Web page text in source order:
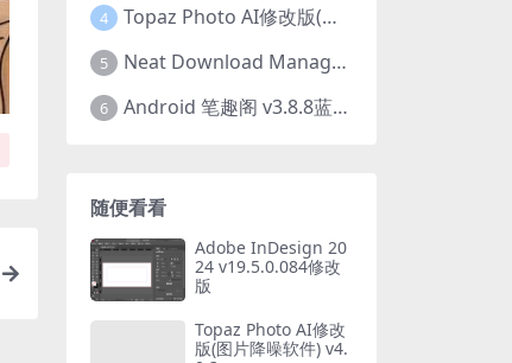
4 Topaz Photo AI修改版(图片降噪软件) v4.0.3
5 Neat Download Manager 1.4.10中文版NDM下载器简称NDM
6 Android 笔趣阁 v3.8.8蓝色/1.0.6 /2.7.7去广告完美版
随便看看
Adobe InDesign 20
24 v19.5.0.084修改
版
Topaz Photo AI修改
版(图片降噪软件) v4.